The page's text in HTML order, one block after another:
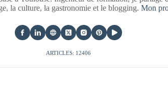
la culture, la gastronomie et le blogging.Mon
ARTICLES: 12406